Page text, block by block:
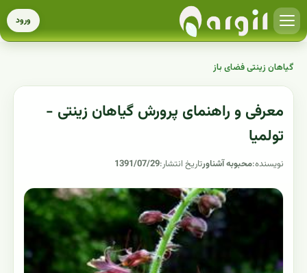
ورود
گیاهان زینتی فضای باز
معرفی و راهنمای پرورش گیاهان زینتی -
تولمیا
نویسنده:محبوبه آشناورتاریخ انتشار:1391/07/29